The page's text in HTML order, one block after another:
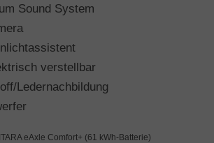
Sound System
verstellbar
Ledernachbildung
eAxle Comfort+ (61 kWh-Batterie)